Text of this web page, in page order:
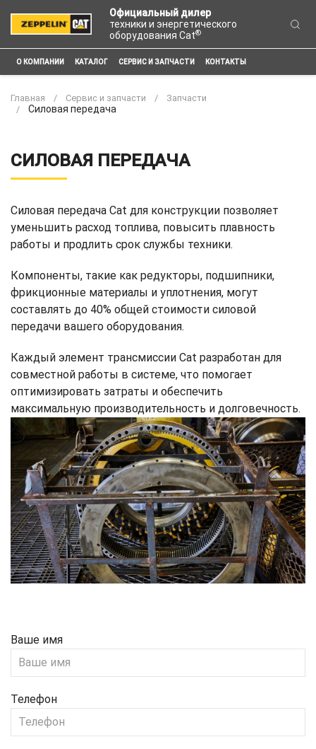
Официальный дилер
техники и энергетического
оборудования Cat®
О КОМПАНИИ КАТАЛОГ СЕРВИС И ЗАПЧАСТИ КОНТАКТЫ
Главная Сервис и запчасти Запчасти
Силовая передача
СИЛОВАЯ ПЕРЕДАЧА
Силовая передача Cat для конструкции позволяет
уменьшить расход топлива, повысить плавность
работы и продлить срок службы техники.
Компоненты, такие как редукторы, подшипники,
фрикционные материалы и уплотнения, могут
составлять до 40% общей стоимости силовой
передачи вашего оборудования.
Каждый элемент трансмиссии Cat разработан для
совместной работы в системе, что помогает
оптимизировать затраты и обеспечить
максимальную производительность и долговечность.
Ваше имя
Телефон